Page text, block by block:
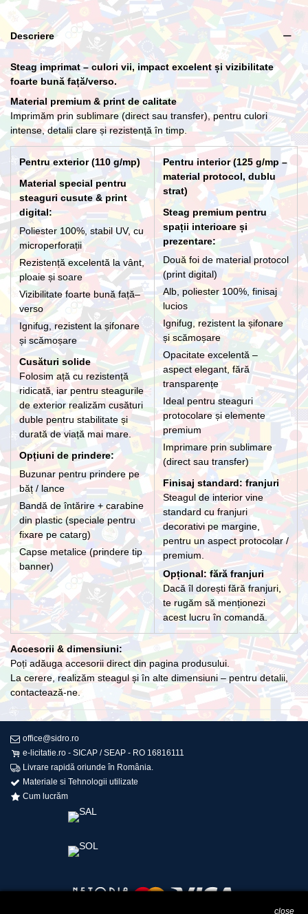
266,20 lei
Descriere
Steag imprimat – culori vii, impact excelent și vizibilitate
foarte bună față/verso.
Material premium & print de calitate
Imprimăm prin sublimare (direct sau transfer), pentru culori
intense, detalii clare și rezistență în timp.
Pentru exterior (110 g/mp)
Material special pentru
steaguri cusute & print
digital:
Poliester 100%, stabil UV, cu
microperforații
Rezistență excelentă la vânt,
ploaie și soare
Vizibilitate foarte bună față–
verso
Ignifug, rezistent la șifonare
și scămoșare
Cusături solide
Folosim ață cu rezistență
ridicată, iar pentru steagurile
de exterior realizăm cusături
duble pentru stabilitate și
durată de viață mai mare.
Opțiuni de prindere:
Buzunar pentru prindere pe
băț / lance
Bandă de întărire + carabine
din plastic (speciale pentru
fixare pe catarg)
Capse metalice (prindere tip
banner)
Pentru interior (125 g/mp –
material protocol, dublu
strat)
Steag premium pentru
spații interioare și
prezentare:
Două foi de material protocol
(print digital)
Alb, poliester 100%, finisaj
lucios
Ignifug, rezistent la șifonare
și scămoșare
Opacitate excelentă –
aspect elegant, fără
transparențe
Ideal pentru steaguri
protocolare și elemente
premium
Imprimare prin sublimare
(direct sau transfer)
Finisaj standard: franjuri
Steagul de interior vine
standard cu franjuri
decorativi pe margine,
pentru un aspect protocolar /
premium.
Opțional: fără franjuri
Dacă îl dorești fără franjuri,
te rugăm să menționezi
acest lucru în comandă.
Accesorii & dimensiuni:
Poți adăuga accesorii direct din pagina produsului.
La cerere, realizăm steagul și în alte dimensiuni – pentru detalii,
contactează-ne.
office@sidro.ro
e-licitatie.ro - SICAP / SEAP - RO 16816111
Livrare rapidă oriunde în România.
Materiale si Tehnologii utilizate
Cum lucrăm
close